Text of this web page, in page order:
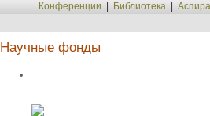
Конференции Библиотека
Научные фонды